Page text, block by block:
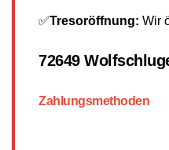
✅Tresoröffnung: Wir
72649
Zahlungsmethoden